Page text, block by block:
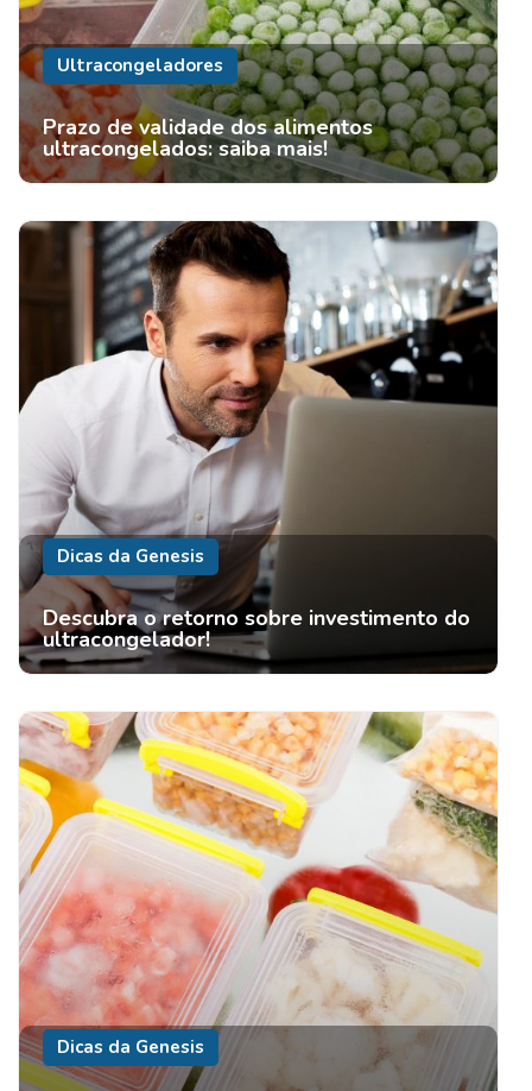
Ultracongeladores
Prazo de validade dos alimentos
ultracongelados: saiba mais!
Dicas da Genesis
Descubra o retorno sobre investimento do
ultracongelador!
Dicas da Genesis